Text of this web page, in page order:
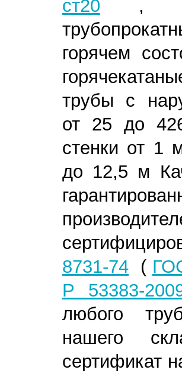
ст20 ,
горячем
трубы с
от 25 до
стенки от 1
до 12,5 м
8731-74 (
Р 53383-
любого
нашего
сертификат